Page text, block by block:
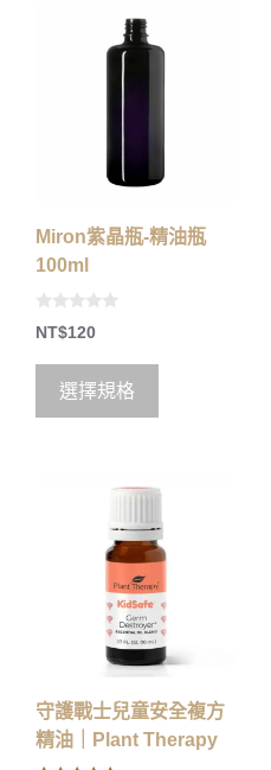
Miron紫晶瓶-精油瓶
100ml
0
o
t
5
NT$120
選擇規格
守護戰士兒童安全複方
精油｜Plant Therapy